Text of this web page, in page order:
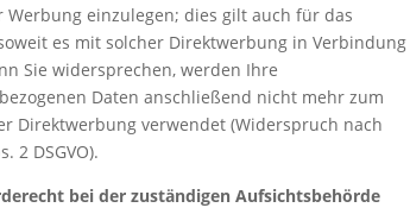
Werbung einzulegen; dies gilt auch für das
es mit solcher Direktwerbung in Verbindung
Sie widersprechen, werden Ihre
Daten anschließend nicht mehr zum
Direktwerbung verwendet (Widerspruch nach
2 DSGVO).
bei der zuständigen Aufsichtsbehörde